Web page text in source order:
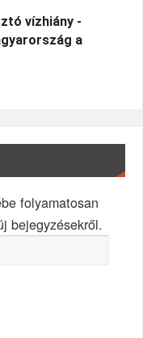
vízhiány -
a
folyamatosan
bejegyzésekről.